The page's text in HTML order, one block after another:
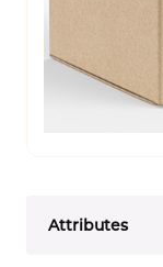
Attributes